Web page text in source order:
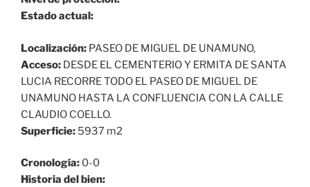
Estado actual:
Localización: PASEO DE MIGUEL DE UNAMUNO,
Acceso: DESDE EL CEMENTERIO Y ERMITA DE SANTA
LUCIA RECORRE TODO EL PASEO DE MIGUEL DE
UNAMUNO HASTA LA CONFLUENCIA CON LA CALLE
CLAUDIO COELLO.
Superficie: 5937 m2
Cronología: 0-0
Historia del bien: